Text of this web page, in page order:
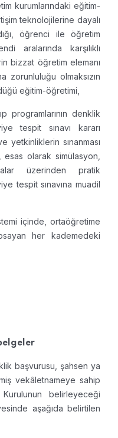
kurumlarındaki eğitim-
teknolojilerine dayalı
öğrenci ile öğretim
aralarında karşılıklı
bizzat öğretim elemanı
zorunluluğu olmaksızın
eğitim-öğretimi,
programlarının denklik
tespit sınavı kararı
yetkinliklerin sınanması
esas olarak simülasyon,
üzerinden pratik
tespit sınavına muadil
içinde, ortaöğretime
her kademedeki
başvurusu, şahsen ya
vekâletnameye sahip
belirleyeceği
aşağıda belirtilen